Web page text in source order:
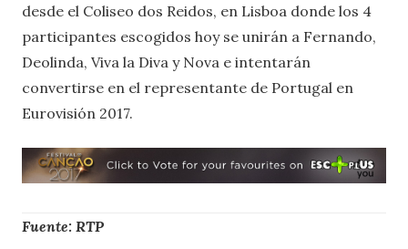
desde el Coliseo dos Reidos, en Lisboa donde los 4
participantes escogidos hoy se unirán a Fernando,
Deolinda, Viva la Diva y Nova e intentarán
convertirse en el representante de Portugal en
Eurovisión 2017.
Fuente: RTP